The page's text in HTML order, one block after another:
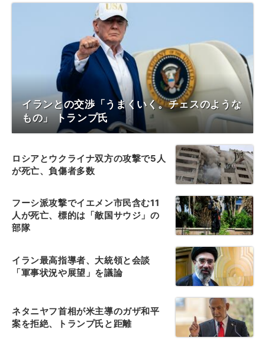
イランとの交渉「うまくいく。チェスのような
もの」 トランプ氏
ロシアとウクライナ双方の攻撃で5人
が死亡、負傷者多数
フーシ派攻撃でイエメン市民含む11
人が死亡、標的は「敵国サウジ」の
部隊
イラン最高指導者、大統領と会談
「軍事状況や展望」を議論
ネタニヤフ首相が米主導のガザ和平
案を拒絶、トランプ氏と距離